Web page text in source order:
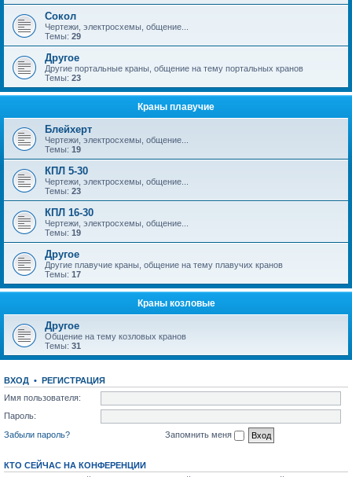
Сокол
Чертежи, электросхемы, общение...
Темы: 29
Другое
Другие портальные краны, общение на тему портальных кранов
Темы: 23
Краны плавучие
Блейхерт
Чертежи, электросхемы, общение...
Темы: 19
КПЛ 5-30
Чертежи, электросхемы, общение...
Темы: 23
КПЛ 16-30
Чертежи, электросхемы, общение...
Темы: 19
Другое
Другие плавучие краны, общение на тему плавучих кранов
Темы: 17
Краны козловые
Другое
Общение на тему козловых кранов
Темы: 31
ВХОД • РЕГИСТРАЦИЯ
Имя пользователя:
Пароль:
Забыли пароль?
Запомнить меня
КТО СЕЙЧАС НА КОНФЕРЕНЦИИ